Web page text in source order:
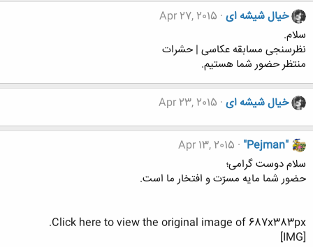
خیال شیشه ای Apr 27, 2015
سلام.
نظرسنجی مسابقه عکاسی | حشرات
منتظر حضور شما هستیم.
خیال شیشه ای Apr 23, 2015
"Pejman"
Apr 13, 2015
سلام دوست گرامی؛
حضور شما مایه مسرّت و افتخار ما است.
Click here to view the original image of 687x383px.
[IMG]